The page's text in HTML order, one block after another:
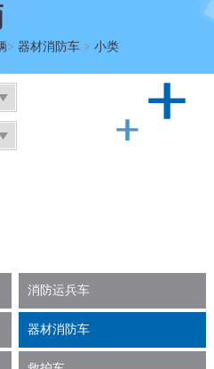
> 器材消防车> 小类
消防运兵车
器材消防车